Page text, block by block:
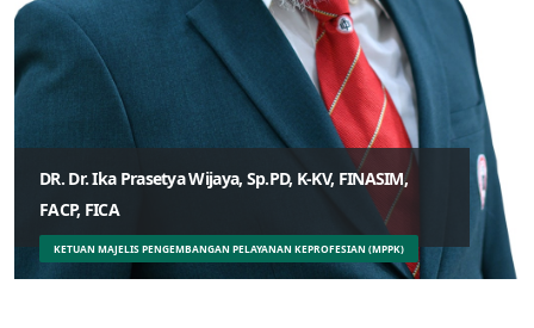
DR. Dr. Ika Prasetya Wijaya, Sp.PD, K-KV, FINASIM,
FACP, FICA
KETUAN MAJELIS PENGEMBANGAN PELAYANAN KEPROFESIAN (MPPK)